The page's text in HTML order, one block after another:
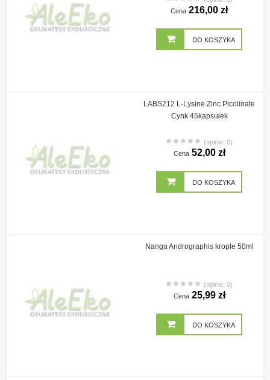
Cena 216,00 zł
DO KOSZYKA
LABS212 L-Lysine Zinc Picolinate
Cynk 45kapsułek
(opinie: 0)
Cena 52,00 zł
DO KOSZYKA
Nanga Andrographis krople 50ml
(opinie: 0)
Cena 25,99 zł
DO KOSZYKA